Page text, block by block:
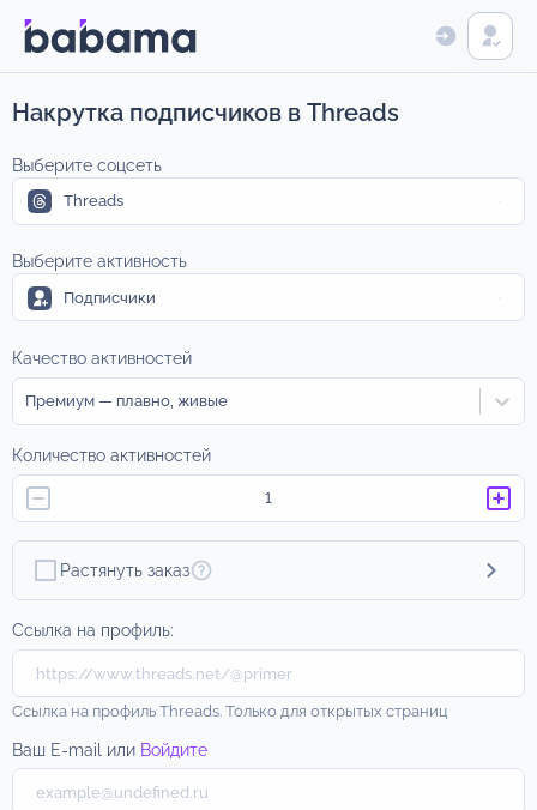
Накрутка подписчиков в Threads
Выберите соцсеть
Threads
Выберите активность
Подписчики
Качество активностей
Премиум — плавно, живые
Количество активностей
Растянуть заказ
Ссылка на профиль:
Ссылка на профиль Threads. Только для открытых страниц
Ваш E-mail или Войдите